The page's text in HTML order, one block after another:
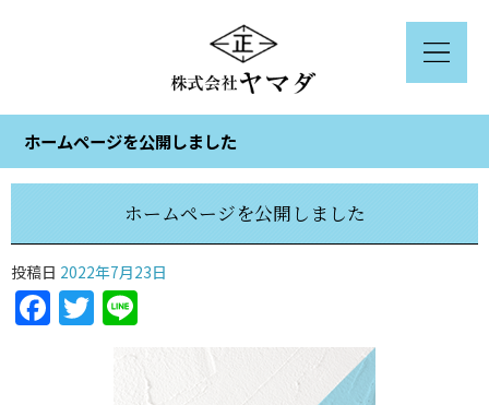
ホームページを公開しました
ホームページを公開しました
投稿日 2022年7月23日
Facebook
Twitter